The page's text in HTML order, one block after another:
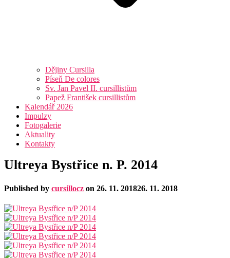
Dějiny Cursilla
Píseň De colores
Sv. Jan Pavel II. cursillistům
Papež František cursillistům
Kalendář 2026
Impulzy
Fotogalerie
Aktuality
Kontakty
Ultreya Bystřice n. P. 2014
Published by cursillocz on 26. 11. 201826. 11. 2018